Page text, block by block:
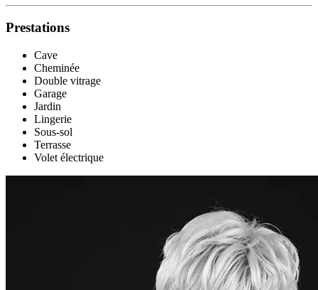
Prestations
Cave
Cheminée
Double vitrage
Garage
Jardin
Lingerie
Sous-sol
Terrasse
Volet électrique